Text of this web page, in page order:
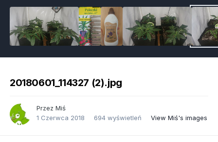
20180601_114327 (2).jpg
Przez Miś
1 Czerwca 2018
694 wyświetleń View Miś's images